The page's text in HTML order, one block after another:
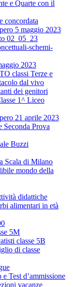
e Quarte con il
concordata
5 maggio 2023
02_05_23
schemi-
2023
classi Terze e
dal vivo
dei genitori
1^ Liceo
21 aprile 2023
Prova
Buzzi
Scala di Milano
mondo della
didattiche
alimentari in età
5M
classe 5B
di classe
Test d’ammissione
vacanze